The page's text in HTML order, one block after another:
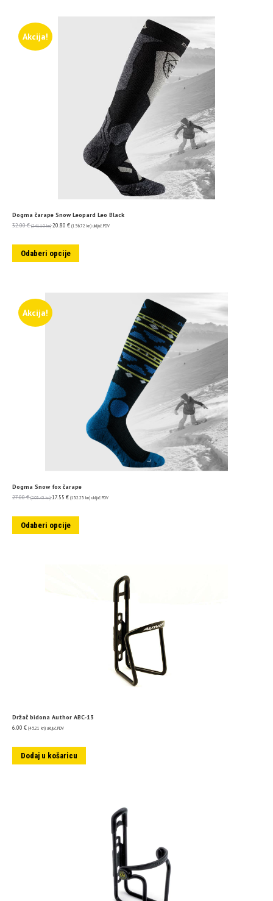
Akcija!
Dogma čarape Snow Leopard Leo Black
32.00€ (241.10 kn) 20.80 € (156.72 kn) uključ. PDV
Odaberi opcije
Akcija!
Dogma Snow fox čarape
27.00€ (203.43 kn) 17.55 € (132.23 kn) uključ. PDV
Odaberi opcije
Držač bidona Author ABC-13
6.00 € (45.21 kn) uključ. PDV
Dodaj u košaricu